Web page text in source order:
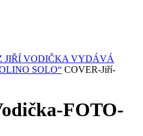
JIŘÍ VODIČKA VYDÁVÁ
SOLO“ COVER-Jiří-
FOTO-